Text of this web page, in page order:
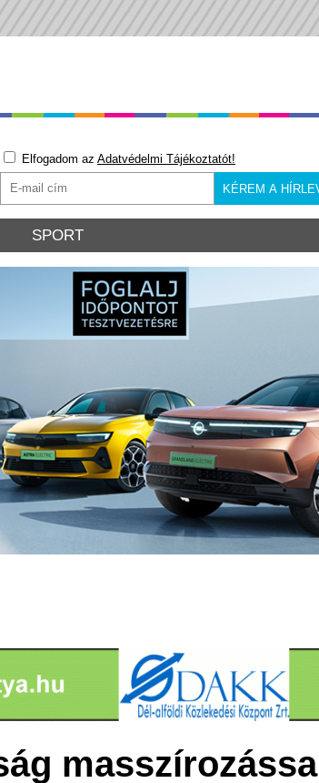
Elfogadom az Adatvédelmi Tájékoztatót!
SPORT
masszírozással